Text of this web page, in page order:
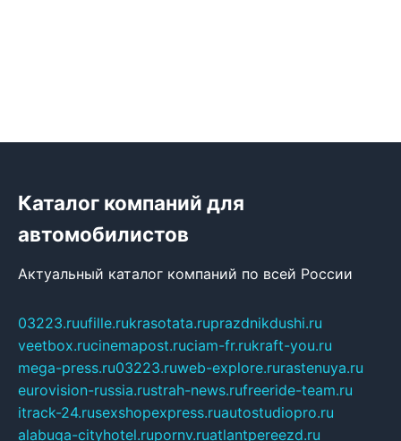
Каталог компаний для
автомобилистов
Актуальный каталог компаний по всей России
03223.ruufille.rukrasotata.ruprazdnikdushi.ru
veetbox.rucinemapost.ruciam-fr.rukraft-you.ru
mega-press.ru03223.ruweb-explore.rurastenuya.ru
eurovision-russia.rustrah-news.rufreeride-team.ru
itrack-24.rusexshopexpress.ruautostudiopro.ru
alabuga-cityhotel.rupornv.ruatlantpereezd.ru